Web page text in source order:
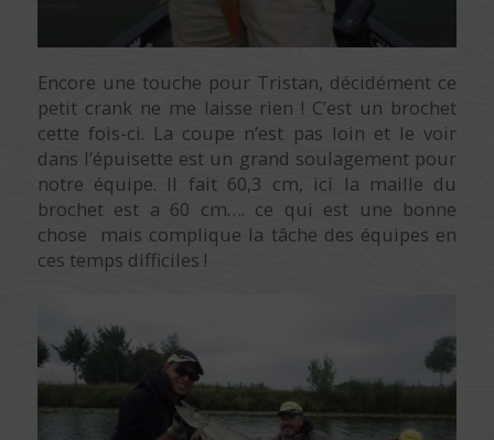
Encore une touche pour Tristan, décidément ce
petit crank ne me laisse rien ! C’est un brochet
cette fois-ci. La coupe n’est pas loin et le voir
dans l’épuisette est un grand soulagement pour
notre équipe. Il fait 60,3 cm, ici la maille du
brochet est a 60 cm…. ce qui est une bonne
chose mais complique la tâche des équipes en
ces temps difficiles !